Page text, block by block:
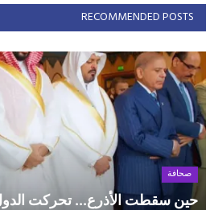
RECOMMENDED POSTS
صحافة
حين سقطت الأذرع... تحركت